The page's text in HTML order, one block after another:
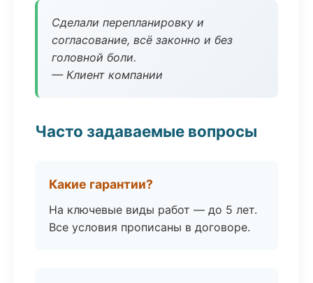
Сделали перепланировку и
согласование, всё законно и без
головной боли.
— Клиент компании
Часто задаваемые вопросы
Какие гарантии?
На ключевые виды работ — до 5 лет.
Все условия прописаны в договоре.